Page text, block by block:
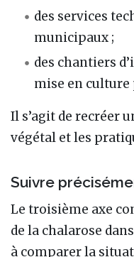
des services
municipaux ;
des chantiers
mise en
Il s’agit de recréer
végétal et les
Suivre
Le troisième axe
de la chalarose
à comparer la